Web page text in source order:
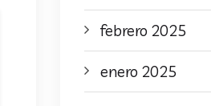
febrero 2025
enero 2025